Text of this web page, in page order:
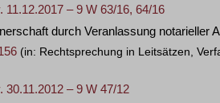
11.12.2017 – 9 W 63/16, 64/16
durch Veranlassung notarieller
(in: Rechtsprechung in Leitsätzen,
30.11.2012 – 9 W 47/12